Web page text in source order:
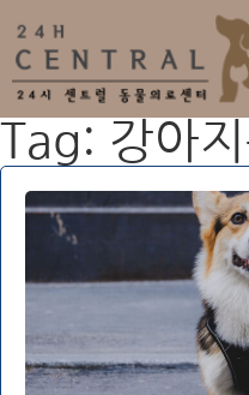
Tag: 강아